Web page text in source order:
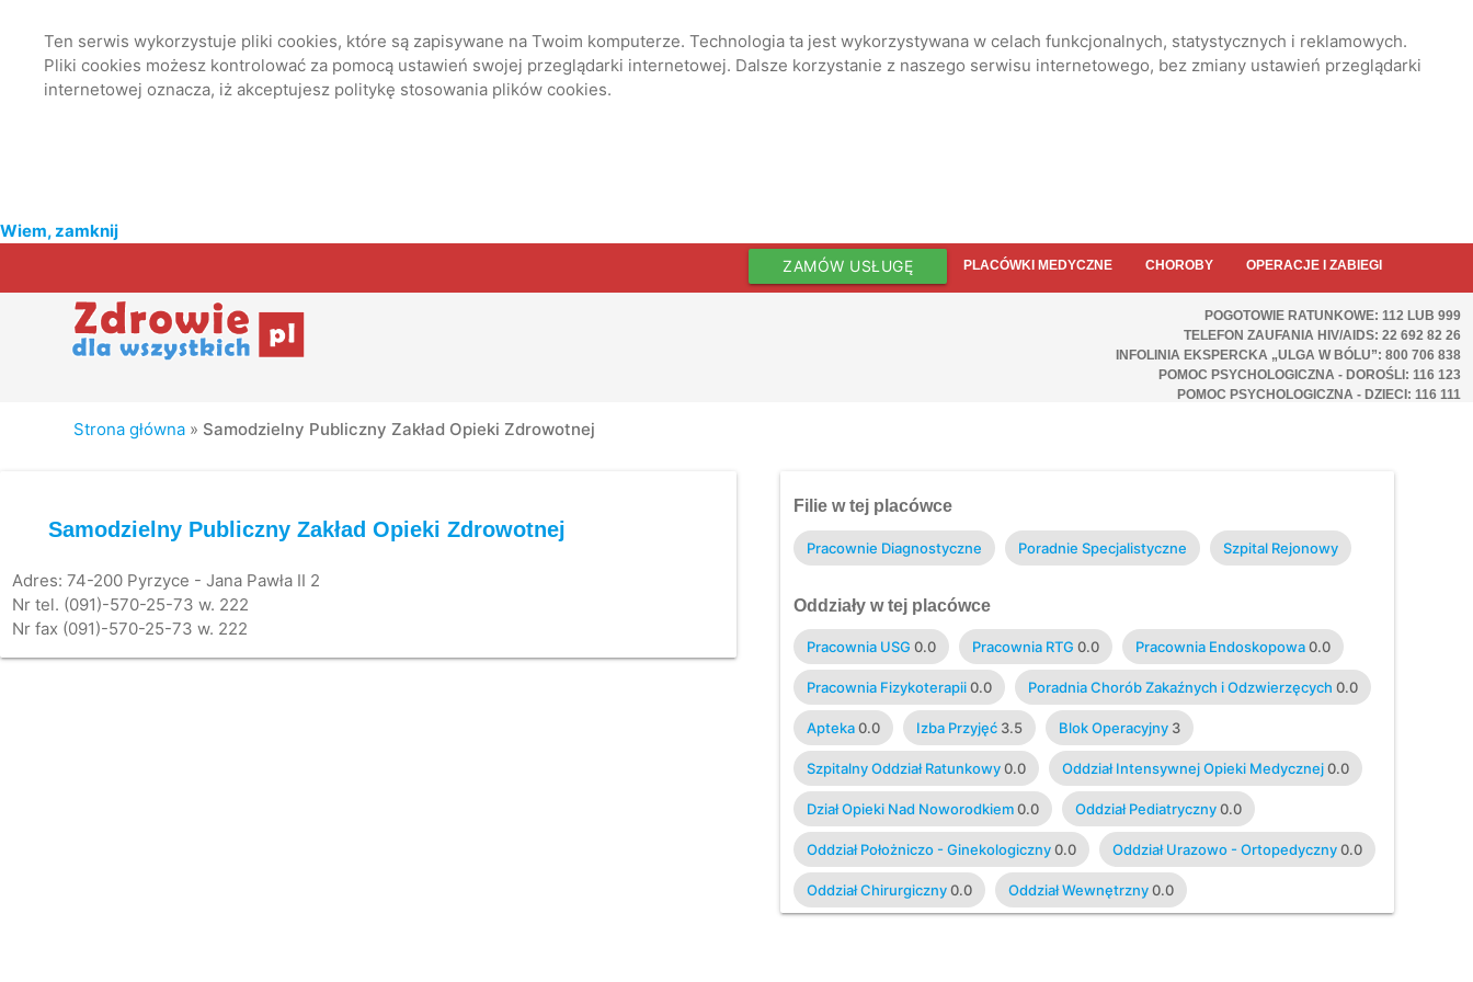
Ten serwis wykorzystuje pliki cookies, które są zapisywane na Twoim komputerze. Technologia ta jest wykorzystywana w celach funkcjonalnych, statystycznych i reklamowych.
Pliki cookies możesz kontrolować za pomocą ustawień swojej przeglądarki internetowej. Dalsze korzystanie z naszego serwisu internetowego, bez zmiany ustawień przeglądarki
internetowej oznacza, iż akceptujesz politykę stosowania plików cookies.
Wiem, zamknij
ZAMÓW USŁUGĘ PLACÓWKI MEDYCZNE CHOROBY OPERACJE I ZABIEGI
POGOTOWIE RATUNKOWE: 112 LUB 999
TELEFON ZAUFANIA HIV/AIDS: 22 692 82 26
INFOLINIA EKSPERCKA „ULGA W BÓLU”: 800 706 838
POMOC PSYCHOLOGICZNA - DOROŚLI: 116 123
POMOC PSYCHOLOGICZNA - DZIECI: 116 111
Strona główna » Samodzielny Publiczny Zakład Opieki Zdrowotnej
Samodzielny Publiczny Zakład Opieki Zdrowotnej
Adres: 74-200 Pyrzyce - Jana Pawła II 2
Nr tel. (091)-570-25-73 w. 222
Nr fax (091)-570-25-73 w. 222
Filie w tej placówce
Pracownie Diagnostyczne Poradnie Specjalistyczne Szpital Rejonowy
Oddziały w tej placówce
Pracownia USG 0.0 Pracownia RTG 0.0 Pracownia Endoskopowa 0.0
Pracownia Fizykoterapii 0.0 Poradnia Chorób Zakaźnych i Odzwierzęcych 0.0
Apteka 0.0 Izba Przyjęć 3.5 Blok Operacyjny 3
Szpitalny Oddział Ratunkowy 0.0 Oddział Intensywnej Opieki Medycznej 0.0
Dział Opieki Nad Noworodkiem 0.0 Oddział Pediatryczny 0.0
Oddział Położniczo - Ginekologiczny 0.0 Oddział Urazowo - Ortopedyczny 0.0
Oddział Chirurgiczny 0.0 Oddział Wewnętrzny 0.0